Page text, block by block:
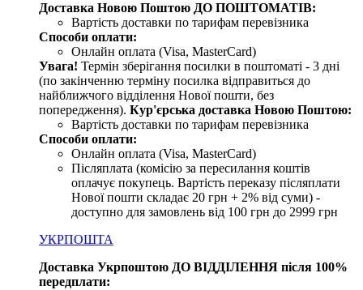
Доставка Новою Поштою ДО ПОШТОМАТІВ:
Вартість доставки по тарифам перевізника
Способи оплати:
Онлайн оплата (Visa, MasterCard)
Увага! Термін зберігання посилки в поштоматі - 3 дні
(по закінченню терміну посилка відправиться до
найближчого відділення Нової пошти, без
попередження). Кур'єрська доставка Новою Поштою:
Вартість доставки по тарифам перевізника
Способи оплати:
Онлайн оплата (Visa, MasterCard)
Післяплата (комісію за пересилання коштів
оплачує покупець. Вартість переказу післяплати
Нової пошти складає 20 грн + 2% від суми) -
доступно для замовлень від 100 грн до 2999 грн
УКРПОШТА
Доставка Укрпоштою ДО ВІДДІЛЕННЯ після 100%
передплати: